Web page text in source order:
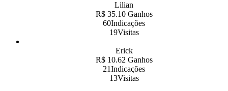
Lilian
R$ 35.10 Ganhos
60Indicações
19Visitas
Erick
R$ 10.62 Ganhos
21Indicações
13Visitas